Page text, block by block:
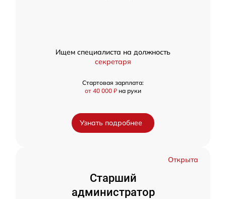
Ищем специалиста на должность
секретаря
Стартовая зарплата:
от 40 000 ₽ на руки
Узнать подробнее
Открыта
Старший
администратор